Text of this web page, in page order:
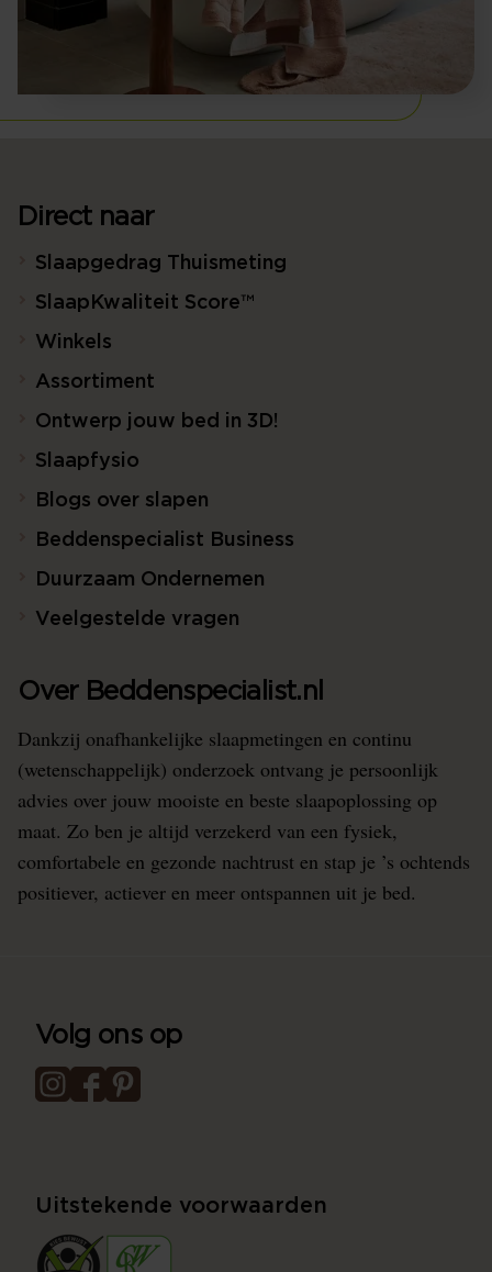
Direct naar
Slaapgedrag Thuismeting
SlaapKwaliteit Score™
Winkels
Assortiment
Ontwerp jouw bed in 3D!
Slaapfysio
Blogs over slapen
Beddenspecialist Business
Duurzaam Ondernemen
Veelgestelde vragen
Over Beddenspecialist.nl
Dankzij onafhankelijke slaapmetingen en continu
(wetenschappelijk) onderzoek ontvang je persoonlijk
advies over jouw mooiste en beste slaapoplossing op
maat. Zo ben je altijd verzekerd van een fysiek,
comfortabele en gezonde nachtrust en stap je ’s ochtends
positiever, actiever en meer ontspannen uit je bed.
Volg ons op
Uitstekende voorwaarden